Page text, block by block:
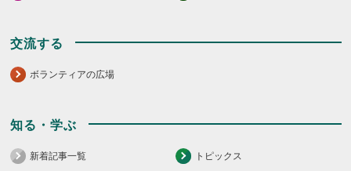
交流する
ボランティアの広場
知る・学ぶ
新着記事一覧 トピックス